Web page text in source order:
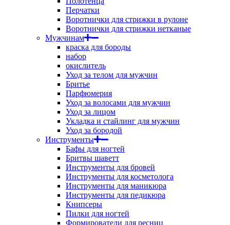
Перчатки
Воротнички для стрижки в рулоне
Воротнички для стрижки нетканые
Мужчинам
краска для бороды
набор
окислитель
Уход за телом для мужчин
Бритье
Парфюмерия
Уход за волосами для мужчин
Уход за лицом
Укладка и стайлинг для мужчин
Уход за бородой
Инструменты
Бафы для ногтей
Бритвы шаветт
Инструменты для бровей
Инструменты для косметолога
Инструменты для маникюра
Инструменты для педикюра
Книпсеры
Пилки для ногтей
Формирователи для ресниц